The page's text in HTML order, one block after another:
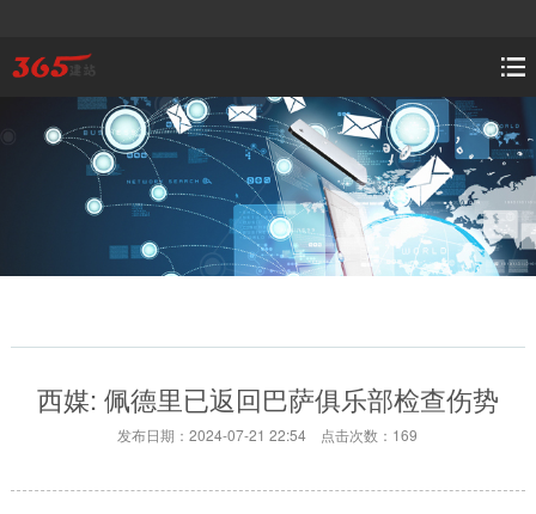
西媒: 佩德里已返回巴萨俱乐部检查伤势
发布日期：2024-07-21 22:54 点击次数：169